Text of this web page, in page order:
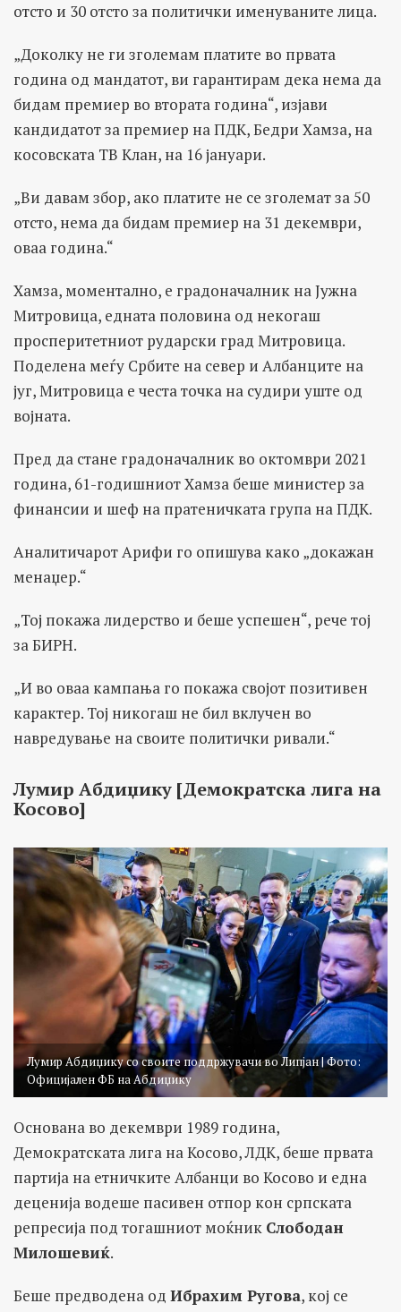
отсто и 30 отсто за политички именуваните лица.
„Доколку не ги зголемам платите во првата
година од мандатот, ви гарантирам дека нема да
бидам премиер во втората година“, изјави
кандидатот за премиер на ПДК, Бедри Хамза, на
косовската ТВ Клан, на 16 јануари.
„Ви давам збор, ако платите не се зголемат за 50
отсто, нема да бидам премиер на 31 декември,
оваа година.“
Хамза, моментално, е градоначалник на Јужна
Митровица, едната половина од некогаш
просперитетниот рударски град Митровица.
Поделена меѓу Србите на север и Албанците на
југ, Митровица е честа точка на судири уште од
војната.
Пред да стане градоначалник во октомври 2021
година, 61-годишниот Хамза беше министер за
финансии и шеф на пратеничката група на ПДК.
Аналитичарот Арифи го опишува како „докажан
менаџер.“
„Тој покажа лидерство и беше успешен“, рече тој
за БИРН.
„И во оваа кампања го покажа својот позитивен
карактер. Тој никогаш не бил вклучен во
навредување на своите политички ривали.“
Лумир Абдиџику [Демократска лига на
Косово]
Лумир Абдиџику со своите поддржувачи во Липјан | Фото:
Официјален ФБ на Абдиџику
Основана во декември 1989 година,
Демократската лига на Косово, ЛДК, беше првата
партија на етничките Албанци во Косово и една
деценија водеше пасивен отпор кон српската
репресија под тогашниот моќник Слободан
Милошевиќ.
Беше предводена од Ибрахим Ругова, кој се